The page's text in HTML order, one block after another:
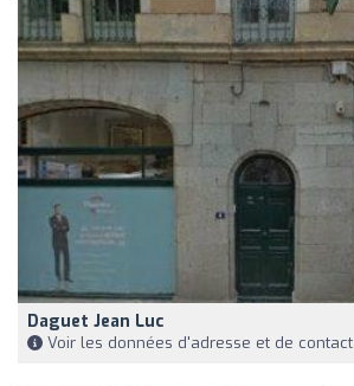
Daguet Jean Luc
Voir les données d'adresse et de contact